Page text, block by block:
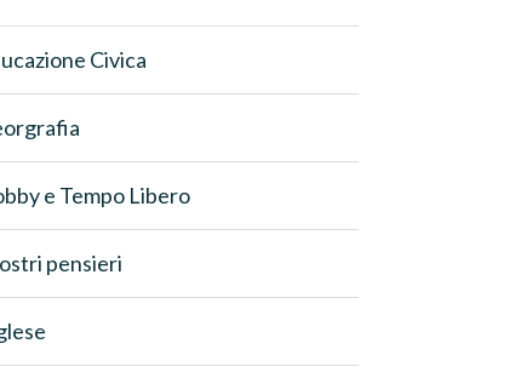
Civica
e Tempo Libero
pensieri